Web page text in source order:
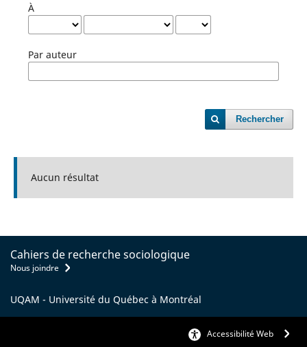
À
Par auteur
Rechercher
Aucun résultat
Cahiers de recherche sociologique
Nous joindre
UQAM - Université du Québec à Montréal
Accessibilité Web